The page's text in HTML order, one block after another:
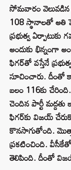
సోమవారం
108 స్థానాలతో అతి
ప్రభుత్వ
అందుకు భిన్నంగా
ఫిగర్‌తో వస్తేనే
సూచించారు. దీంతో
బలం 116కు
చెందిన పార్టీ మద్దతు
ఫిగర్‌కు విజయ్
కొనసాగుతోంది.
ప్రకటించింది.
తెలిపింది. దీంతో